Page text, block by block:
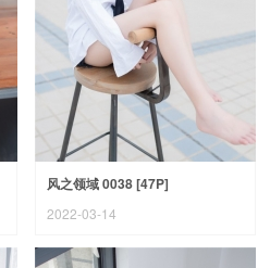
风之领域 0038 [47P]
2022-03-14